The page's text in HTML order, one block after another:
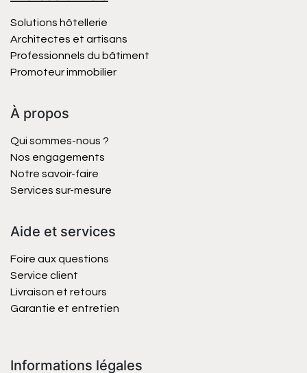
Solutions hôtellerie
Architectes et artisans
Professionnels du bâtiment
Promoteur immobilier
À propos
Qui sommes-nous ?
Nos engagements
Notre savoir-faire
Services sur-mesure
Aide et services
Foire aux questions
Service client
Livraison et retours
Garantie et entretien
Informations légales